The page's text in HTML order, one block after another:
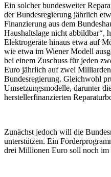
Ein solcher bundesweiter
der Bundesregierung jährlich
Finanzierung aus dem
Haushaltslage nicht abbildbar“,
Elektrogeräte hinaus etwa auf
wie etwa im Wiener Modell
bei einem Zuschuss für jeden
Euro jährlich auf zwei
Bundesregierung. Gleichwohl
Umsetzungsmodelle, darunter
herstellerfinanzierten
Zunächst jedoch will die
unterstützen. Ein
drei Millionen Euro soll noch im